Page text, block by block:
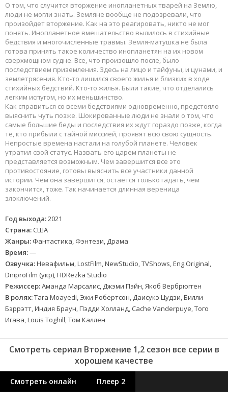
О том, что случится вторжение инопланетных тварей на Землю,
люди не могли знать. Земляне вообще не подозревали, что
произойдет вторжение. Как на это реагировать, никто не мог
понять. Инопланетное вмешательство вылилось в стихийные
бедствия и многочисленные травмы. Земля-матушка не была
готова принять такое количество инопланетян на их новом
сверхмощном судне. Все, что произошло после, было
последствием приземления. Здесь на лицо и тайфуны, и цунами, и
землетрясения. Кто-то лишился своего жилья и близких в ходе
стихийных бедствий. Кто-то жилья. Были такие, что отделались
легким испугом, но их меньшинство.
Как справиться со всеми бедствиями одновременно, предстояло
выяснить чуть позже. Шокированные люди не знали о том, что
самые большие беды и последствия их ждут гораздо позже, когда
те, кто прибыли с тайной миссией, проявят всю свою сущность.
Непростые времена настали на голубой планете. Человек
утратил свой статус. Назвать его царем планеты не
представляется возможным. Чем завершится все это
противостояние, готовы выяснить все участники данной
истории. Чем она завершится, остается только гадать, чем
закончится, тоже. Так начинается длинная вереница
злоключений.
Год выхода:2021
Страна: США
Жанры: Фантастика, Фэнтези, Драма
Время:—
Озвучка:Невафильм, LostFilm, NewStudio, TVShows, Eng.Original,
DniproFilm (укр), HDRezka Studio
Режиссер:Аманда Марсалис, Джэми Пэйн, Якоб Вербрюгген
В ролях:Tara Moayedi, Эжи Робертсон, Даисукэ Цудзи, Билли
Бэррэтт, Индия Браун, Пэдди Холланд, Cache Vanderpuye, Того
Игава, Louis Toghill, Том Каллен
Смотреть сериал Вторжение 1,2 сезон все серии в
хорошем качестве
Смотреть онлайн Плеер 2